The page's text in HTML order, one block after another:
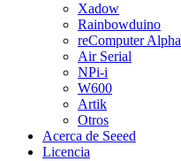
Xadow
Rainbowduino
reComputer Alpha
Air Serial
NPi-i
W600
Artik
Otros
Acerca de Seeed
Licencia